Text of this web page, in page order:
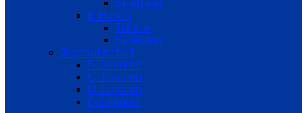
Spielplan
II. Herren
Tabelle
Spielplan
Jugendfussball
B-Junioren
C-Junioren
D-Junioren
E-Junioren